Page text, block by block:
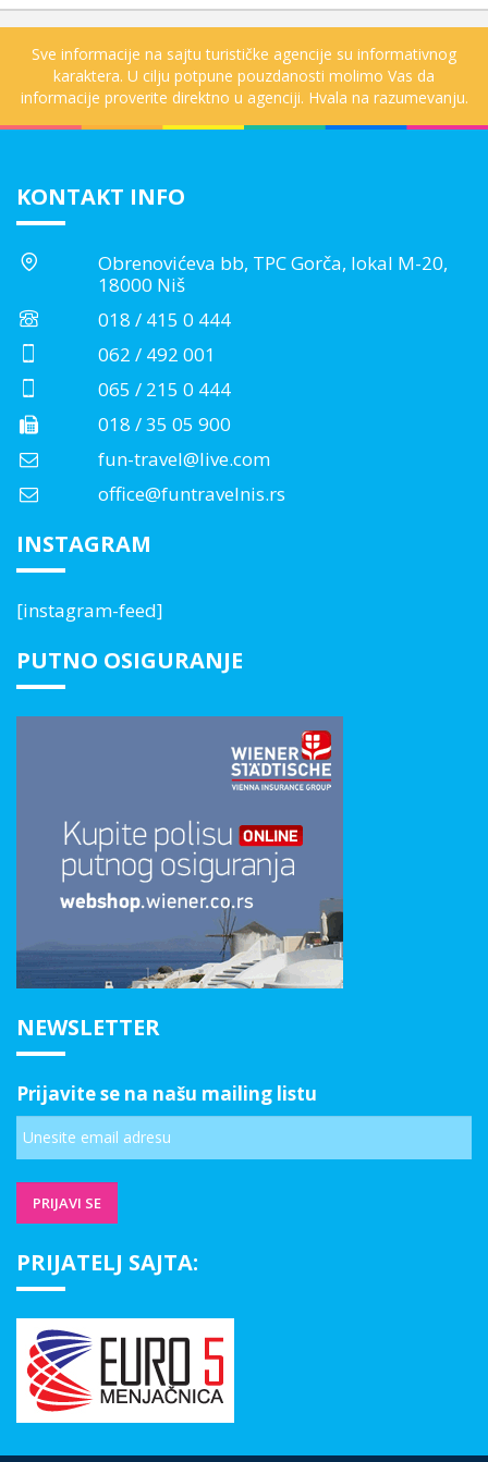
Sve informacije na sajtu turističke agencije su informativnog
karaktera. U cilju potpune pouzdanosti molimo Vas da
informacije proverite direktno u agenciji. Hvala na razumevanju.
KONTAKT INFO
Obrenovićeva bb, TPC Gorča, lokal M-20,
18000 Niš
018 / 415 0 444
062 / 492 001
065 / 215 0 444
018 / 35 05 900
fun-travel@live.com
office@funtravelnis.rs
INSTAGRAM
[instagram-feed]
PUTNO OSIGURANJE
NEWSLETTER
Prijavite se na našu mailing listu
PRIJATELJ SAJTA: